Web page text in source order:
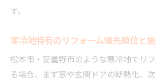
す。
寒冷地特有のリフォーム優先順位と
松本市・安曇野市のような寒冷地でリ
る場合、まず窓や玄関ドアの断熱化、